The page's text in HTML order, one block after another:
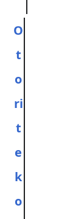
O
t
o
ri
t
e
k
o